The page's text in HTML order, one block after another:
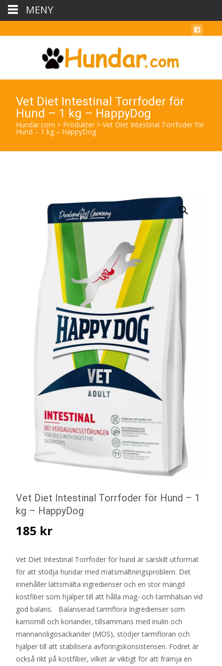
Vet Diet Intestinal Torrfoder för
Hund – 1 kg – HappyDog
Hundar.com > Produkter > Vet Diet Intestinal Torrfoder för
Hund – 1 kg – HappyDog
Vet Diet Intestinal Torrfoder för Hund – 1
kg – HappyDog
185 kr
Vet Diet Intestinal Torrfoder för hund är särskilt utformat
för att stödja hundar med matsmältningsproblem. Det
innehåller lättsmälta ingredienser och en stor mängd
kostfiber som hjälper till att hålla mag- och tarmhälsan vid
god balans. Balanserad tarmflora Ingredienser som
kamomill och koriander, tillsammans med inulin och
mannanoligosackarider (MOS), stödjer tarmfloran och
hjälper till att stabilisera avföringskonsistensen. Fodret är
också rikt på kostfiber, vilket är viktigt för att främja en
MENY